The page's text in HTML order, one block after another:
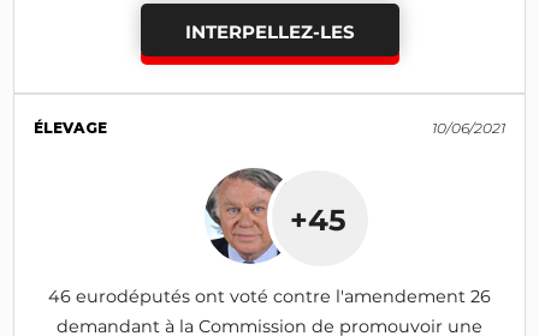
INTERPELLEZ-LES
ÉLEVAGE 10/06/2021
+45
46 eurodéputés ont voté contre l'amendement 26
demandant à la Commission de promouvoir une